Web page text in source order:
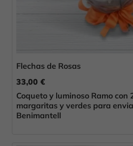
Flechas de Rosas
33,00 €
Coqueto y luminoso Ramo con
margaritas y verdes para
Benimantell